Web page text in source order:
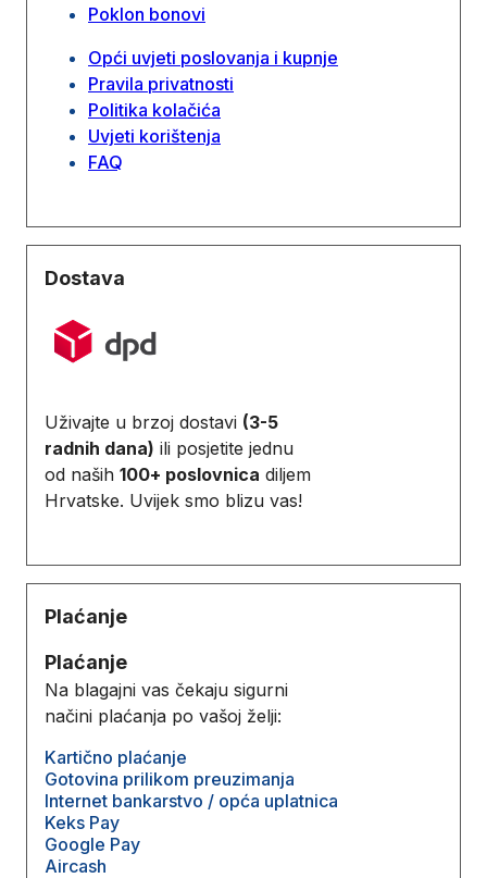
Poklon bonovi
Opći uvjeti poslovanja i kupnje
Pravila privatnosti
Politika kolačića
Uvjeti korištenja
FAQ
Dostava
Uživajte u brzoj dostavi (3-5
radnih dana) ili posjetite jednu
od naših 100+ poslovnica diljem
Hrvatske. Uvijek smo blizu vas!
Plaćanje
Plaćanje
Na blagajni vas čekaju sigurni
načini plaćanja po vašoj želji:
Kartično plaćanje
Gotovina prilikom preuzimanja
Internet bankarstvo / opća uplatnica
Keks Pay
Google Pay
Aircash